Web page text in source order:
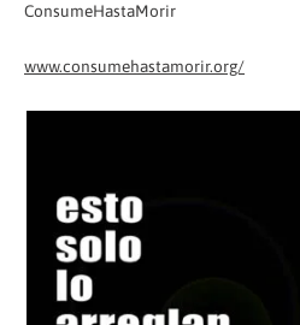
ConsumeHastaMorir
www.consumehastamorir.org/